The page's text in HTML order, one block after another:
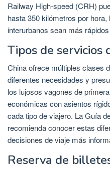
Railway High-speed (CRH)
hasta 350 kilómetros por
interurbanos sean más
Tipos de servicios
China ofrece múltiples clases
diferentes necesidades y
los lujosos vagones de
económicas con asientos
cada tipo de viajero. La Guía
recomienda conocer estas
decisiones de viaje más
Reserva de